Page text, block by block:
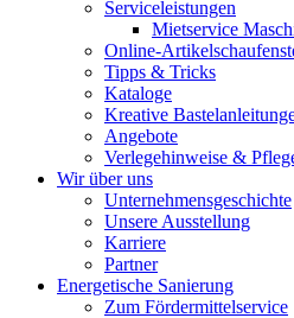
Serviceleistungen
Mietservice
Online-
Tipps & Tricks
Kataloge
Kreative
Angebote
Verlegehinweise &
Wir über uns
Unternehmensgeschichte
Unsere Ausstellung
Karriere
Partner
Energetische Sanierung
Zum Fördermittelservice